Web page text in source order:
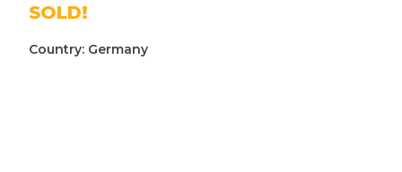
SOLD!
Country: Germany